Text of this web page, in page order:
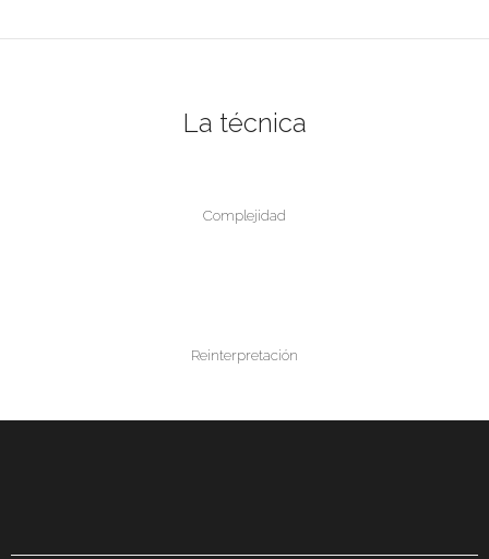
La técnica
Complejidad
Reinterpretación